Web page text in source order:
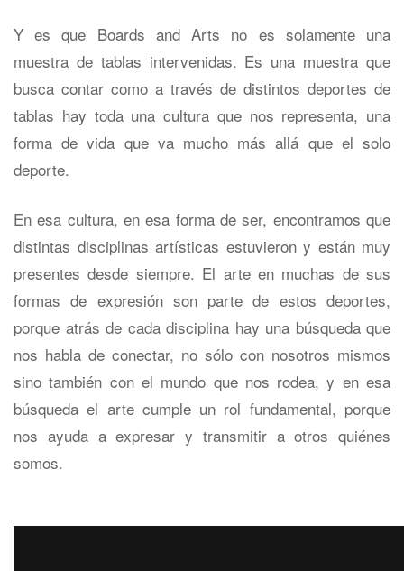
Y es que Boards and Arts no es solamente una
muestra de tablas intervenidas. Es una muestra que
busca contar como a través de distintos deportes de
tablas hay toda una cultura que nos representa, una
forma de vida que va mucho más allá que el solo
deporte.
En esa cultura, en esa forma de ser, encontramos que
distintas disciplinas artísticas estuvieron y están muy
presentes desde siempre. El arte en muchas de sus
formas de expresión son parte de estos deportes,
porque atrás de cada disciplina hay una búsqueda que
nos habla de conectar, no sólo con nosotros mismos
sino también con el mundo que nos rodea, y en esa
búsqueda el arte cumple un rol fundamental, porque
nos ayuda a expresar y transmitir a otros quiénes
somos.